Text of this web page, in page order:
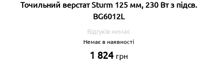
Точильний верстат Sturm 125 мм, 230 Вт з підсв.
BG6012L
Відгуків немає
Немає в наявності
1 824 грн